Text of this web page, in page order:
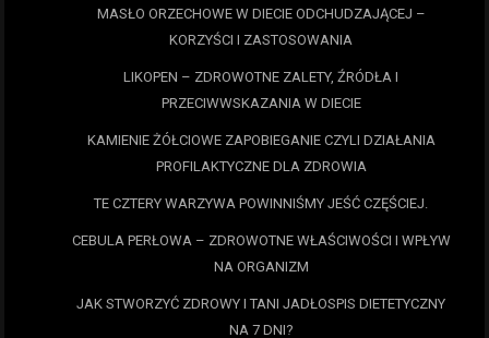
MASŁO ORZECHOWE W DIECIE ODCHUDZAJĄCEJ –
KORZYŚCI I ZASTOSOWANIA
LIKOPEN – ZDROWOTNE ZALETY, ŹRÓDŁA I
PRZECIWWSKAZANIA W DIECIE
KAMIENIE ŻÓŁCIOWE ZAPOBIEGANIE CZYLI DZIAŁANIA
PROFILAKTYCZNE DLA ZDROWIA
TE CZTERY WARZYWA POWINNIŚMY JEŚĆ CZĘŚCIEJ.
CEBULA PERŁOWA – ZDROWOTNE WŁAŚCIWOŚCI I WPŁYW
NA ORGANIZM
JAK STWORZYĆ ZDROWY I TANI JADŁOSPIS DIETETYCZNY
NA 7 DNI?